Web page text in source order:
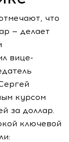
что
— делает
вице-
курсом
за доллар.
ключевой